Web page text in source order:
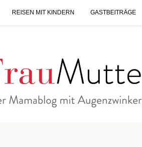
REISEN MIT KINDERN GASTBEITRÄGE